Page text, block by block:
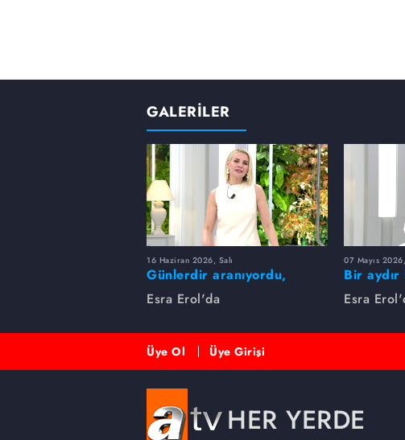
GALERİLER
16 Haziran 2026, Salı
Günlerdir aranıyordu,
dakikalar içinde bulundu!
Esra Erol'da
07 Mayıs
Bir aydır
Esra Erol
Esra
Üye Ol Üye Girişi
HER YERDE